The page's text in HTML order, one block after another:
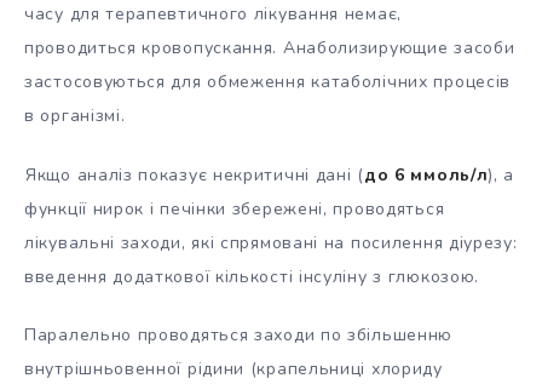
часу для терапевтичного лікування немає,
проводиться кровопускання. Анаболизирующие засоби
застосовуються для обмеження катаболічних процесів
в організмі.
Якщо аналіз показує некритичні дані (до 6 ммоль/л), а
функції нирок і печінки збережені, проводяться
лікувальні заходи, які спрямовані на посилення діурезу:
введення додаткової кількості інсуліну з глюкозою.
Паралельно проводяться заходи по збільшенню
внутрішньовенної рідини (крапельниці хлориду